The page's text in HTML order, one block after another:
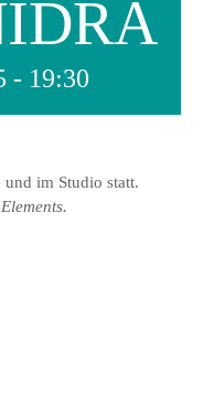
- 19:30
im Studio statt.